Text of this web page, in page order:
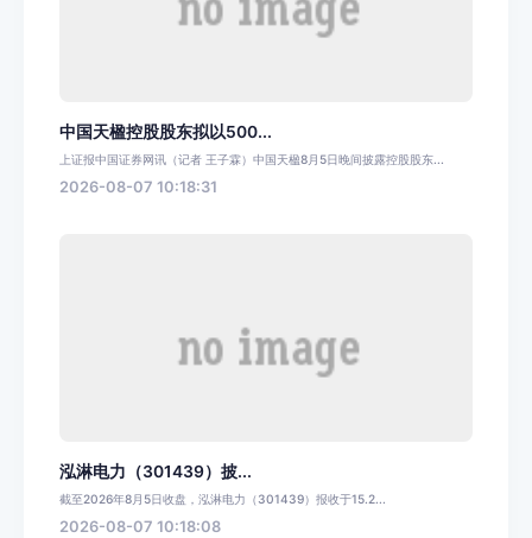
中国天楹控股股东拟以500...
上证报中国证券网讯（记者 王子霖）中国天楹8月5日晚间披露控股股东...
2026-08-07 10:18:31
泓淋电力（301439）披...
截至2026年8月5日收盘，泓淋电力（301439）报收于15.2...
2026-08-07 10:18:08